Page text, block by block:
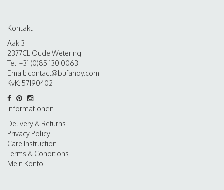
Kontakt
Aak 3
2377CL Oude Wetering
Tel: +31 (0)85 130 0063
Email: contact@bufandy.com
KvK: 57190402
Informationen
Delivery & Returns
Privacy Policy
Care Instruction
Terms & Conditions
Mein Konto